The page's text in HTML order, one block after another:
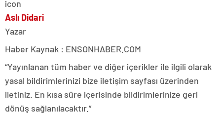
Aslı Didari
Yazar
Haber Kaynak : ENSONHABER.COM
“Yayınlanan tüm haber ve diğer içerikler ile ilgili olarak
yasal bildirimlerinizi bize iletişim sayfası üzerinden
iletiniz. En kısa süre içerisinde bildirimlerinize geri
dönüş sağlanılacaktır.”